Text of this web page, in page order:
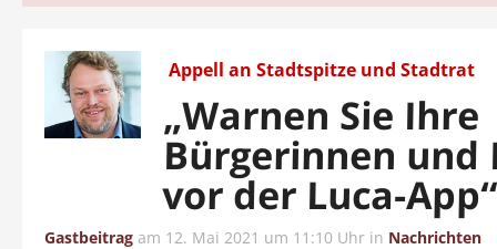
Appell an Stadtspitze und Stadtrat
„Warnen Sie Ihre
Bürgerinnen und
vor der Luca-
Gastbeitrag am 12. Mai 2021 um 11:10 Uhr in Nachrichten